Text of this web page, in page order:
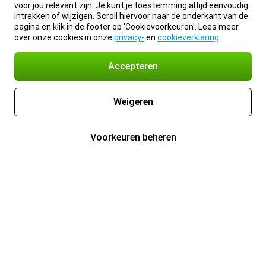
voor jou relevant zijn. Je kunt je toestemming altijd eenvoudig
intrekken of wijzigen. Scroll hiervoor naar de onderkant van de
pagina en klik in de footer op 'Cookievoorkeuren'. Lees meer
over onze cookies in onze privacy- en cookieverklaring
Accepteren
Weigeren
Voorkeuren beheren